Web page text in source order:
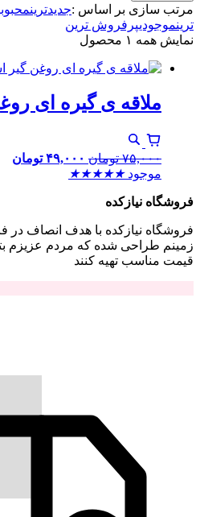
مرتب سازی بر اساس :جدیدترین
ترینموجودیپرفروش ترین
نمایش همه ۱ محصول
ملاقه ی گیره ای
۷۵,۰۰۰ تومان ۴۹,۰۰۰ تومان
موجود ★
★
★
★
★
فروشگاه نیازکده
فروشگاه نیازکده با هدف انصاف در
زمینم طراحی شده که مردم عزیزم
قیمت مناسب تهیه کنند